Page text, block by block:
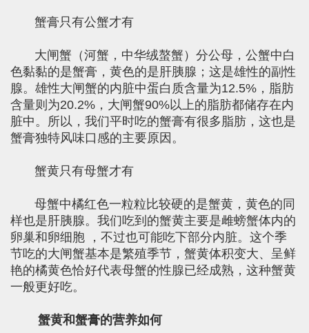
蟹膏只有公蟹才有
大闸蟹（河蟹，中华绒螯蟹）分公母，公蟹中白
色黏黏的是蟹膏，黄色的是肝胰腺；这是雄性的副性
腺。雄性大闸蟹的内脏中蛋白质含量为12.5%，脂肪
含量则为20.2%，大闸蟹90%以上的脂肪都储存在内
脏中。所以，我们平时吃的蟹膏有很多脂肪，这也是
蟹膏独特风味口感的主要原因。
蟹黄只有母蟹才有
母蟹中橘红色一粒粒比较硬的是蟹黄，黄色的同
样也是肝胰腺。我们吃到的蟹黄主要是雌螃蟹体内的
卵巢和卵细胞 ，不过也可能吃下部分内脏。这个季
节吃的大闸蟹基本是繁殖季节，蟹黄体积变大、呈鲜
艳的橘黄色恰好代表母蟹的性腺已经成熟，这种蟹黄
一般更好吃。
蟹黄和蟹膏的营养如何